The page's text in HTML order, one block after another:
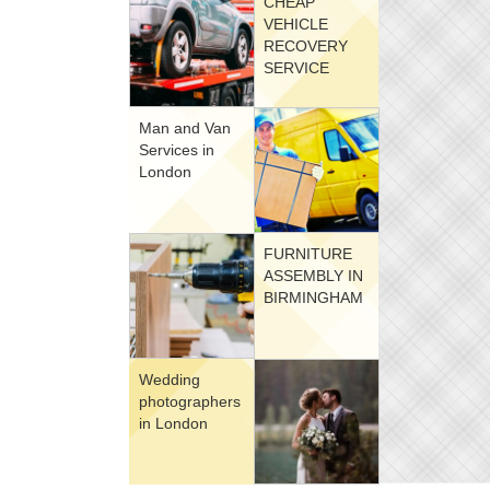
VEHICLE
RECOVERY
SERVICE
Man and Van
Services in
London
FURNITURE
ASSEMBLY IN
BIRMINGHAM
Wedding
photographers
in London